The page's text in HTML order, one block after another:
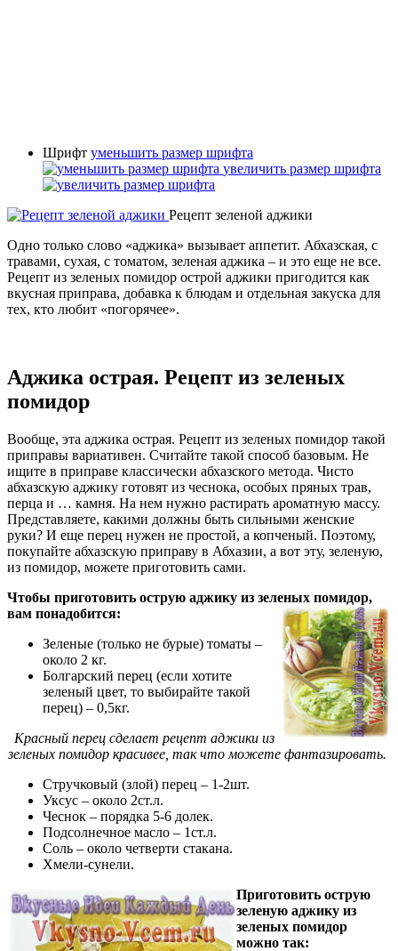
Шрифт уменьшить размер шрифта
увеличить размер шрифта
Рецепт зеленой аджики
Одно только слово «аджика» вызывает аппетит. Абхазская, с
травами, сухая, с томатом, зеленая аджика – и это еще не все.
Рецепт из зеленых помидор острой аджики пригодится как
вкусная приправа, добавка к блюдам и отдельная закуска для
тех, кто любит «погорячее».
Аджика острая. Рецепт из зеленых
помидор
Вообще, эта аджика острая. Рецепт из зеленых помидор такой
приправы вариативен. Считайте такой способ базовым. Не
ищите в приправе классически абхазского метода. Чисто
абхазскую аджику готовят из чеснока, особых пряных трав,
перца и … камня. На нем нужно растирать ароматную массу.
Представляете, какими должны быть сильными женские
руки? И еще перец нужен не простой, а копченый. Поэтому,
покупайте абхазскую приправу в Абхазии, а вот эту, зеленую,
из помидор, можете приготовить сами.
Чтобы приготовить острую аджику из зеленых помидор,
вам понадобится:
Зеленые (только не бурые) томаты –
около 2 кг.
Болгарский перец (если хотите
зеленый цвет, то выбирайте такой
перец) – 0,5кг.
Красный перец сделает рецепт аджики из
зеленых помидор красивее, так что можете фантазировать.
Стручковый (злой) перец – 1-2шт.
Уксус – около 2ст.л.
Чеснок – порядка 5-6 долек.
Подсолнечное масло – 1ст.л.
Соль – около четверти стакана.
Хмели-сунели.
Приготовить острую
зеленую аджику из
зеленых помидор
можно так: